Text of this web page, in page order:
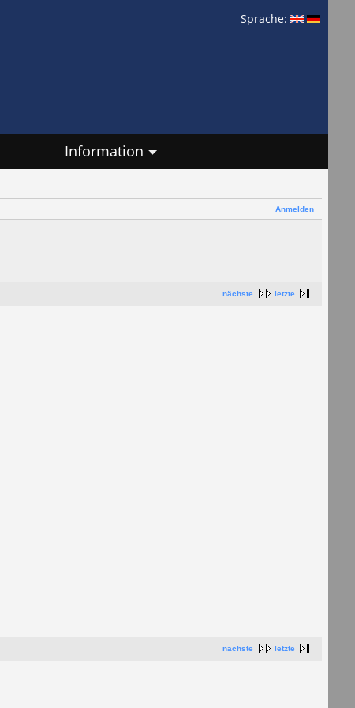
Sprache:
Information
Anmelden
nächste letzte
nächste letzte